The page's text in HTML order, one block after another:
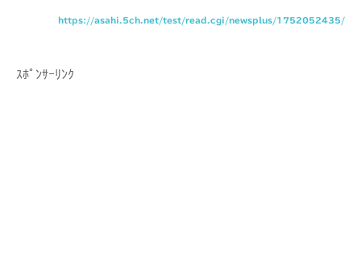
https://asahi.5ch.net/test/read.cgi/newsplus/1752052435/
ｽﾎﾟﾝｻｰﾘﾝｸ